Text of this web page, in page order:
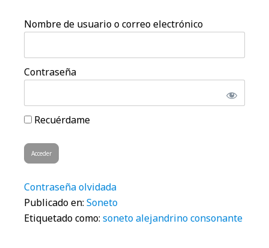
Nombre de usuario o correo electrónico
Contraseña
Recuérdame
Contraseña olvidada
Publicado en: Soneto
Etiquetado como: soneto alejandrino consonante